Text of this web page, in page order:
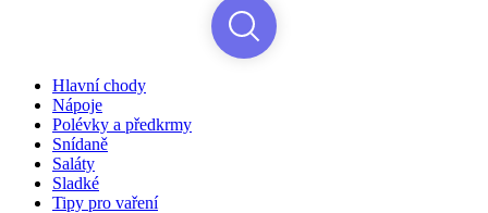
Hlavní chody
Nápoje
Polévky a předkrmy
Snídaně
Saláty
Sladké
Tipy pro vaření